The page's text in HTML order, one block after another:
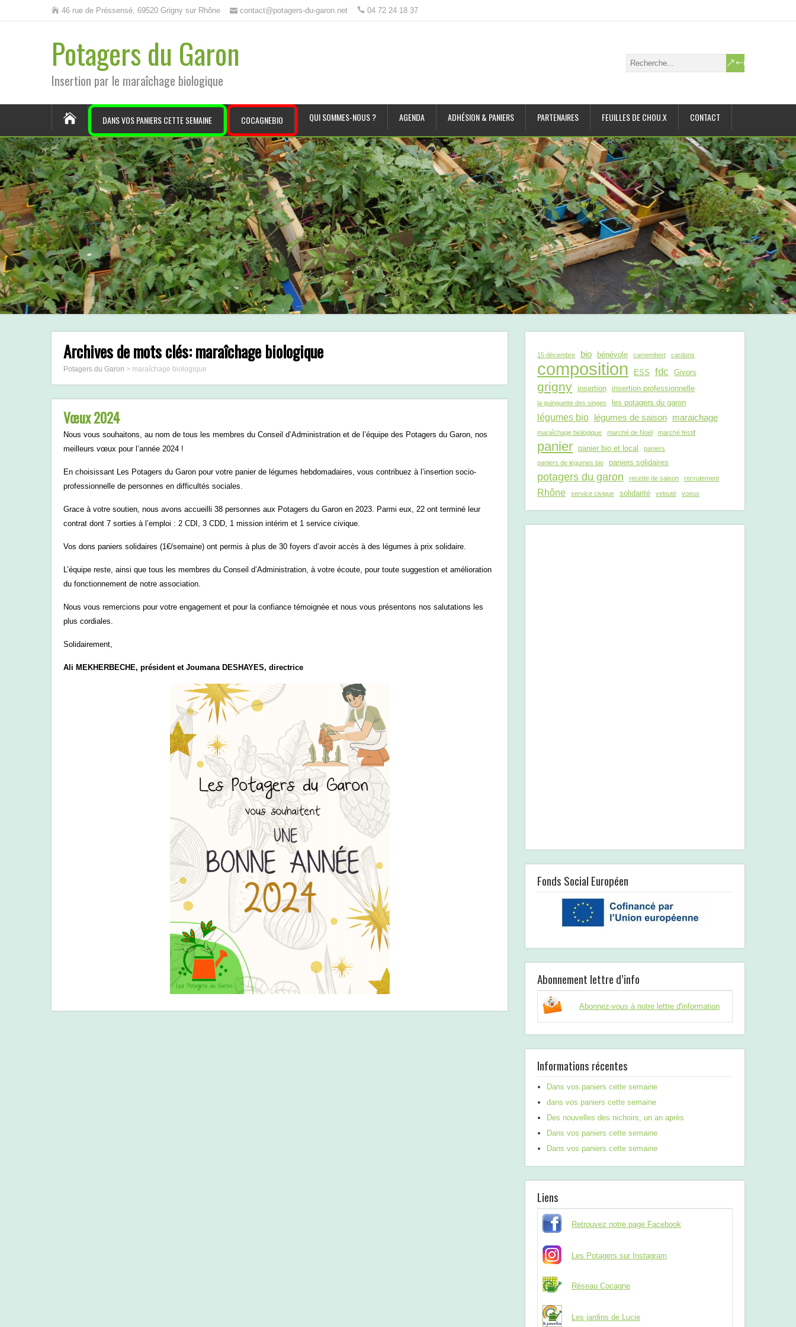
46 rue de Préssensé, 69520 Grigny sur Rhône contact@potagers-du-garon.net 04 72 24 18 37
Potagers du Garon
Insertion par le maraîchage biologique
DANS VOS PANIERS CETTE SEMAINE COCAGNEBIO QUI SOMMES-NOUS ? AGENDA ADHÉSION & PANIERS PARTENAIRES FEUILLES DE CHOU.X CONTACT
Archives de mots clés:maraîchage biologique
Potagers du Garon > maraîchage biologique
Vœux 2024
Nous vous souhaitons, au nom de tous les membres du Conseil d’Administration et de l’équipe des Potagers du Garon, nos
meilleurs vœux pour l’année 2024 !
En choisissant Les Potagers du Garon pour votre panier de légumes hebdomadaires, vous contribuez à l’insertion socio-
professionnelle de personnes en difficultés sociales.
Grace à votre soutien, nous avons accueilli 38 personnes aux Potagers du Garon en 2023. Parmi eux, 22 ont terminé leur
contrat dont 7 sorties à l’emploi : 2 CDI, 3 CDD, 1 mission intérim et 1 service civique.
Vos dons paniers solidaires (1€/semaine) ont permis à plus de 30 foyers d’avoir accès à des légumes à prix solidaire.
L’équipe reste, ainsi que tous les membres du Conseil d’Administration, à votre écoute, pour toute suggestion et amélioration
du fonctionnement de notre association.
Nous vous remercions pour votre engagement et pour la confiance témoignée et nous vous présentons nos salutations les
plus cordiales.
Solidairement,
Ali MEKHERBECHE, président et Joumana DESHAYES, directrice
15 décembre bio bénévole camembert cardons
composition ESS fdc Givors
grigny insertion insertion professionnelle
la guinguette des singes les potagers du garon
légumes bio légumes de saison maraichage
maraîchage biologique marché de Noël marché festif
panier panier bio et local
paniers
paniers de légumes bio
paniers solidaires
potagers du garon recette de saison recrutement
Rhône service civique solidarité velouté voeux
Fonds Social Européen
Abonnement lettre d’info
Abonnez-vous à notre lettre d'information
Informations récentes
Dans vos paniers cette semaine
dans vos paniers cette semaine
Des nouvelles des nichoirs, un an après
Dans vos paniers cette semaine
Dans vos paniers cette semaine
Liens
Retrouvez notre page Facebook
Les Potagers sur Instagram
Réseau Cocagne
Les jardins de Lucie